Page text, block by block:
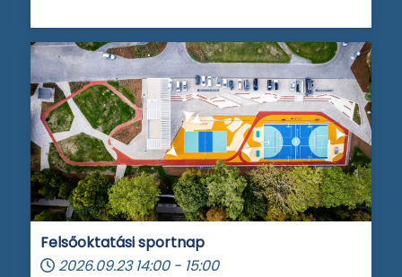
Felsőoktatási sportnap
2026.09.23 14:00 - 15:00